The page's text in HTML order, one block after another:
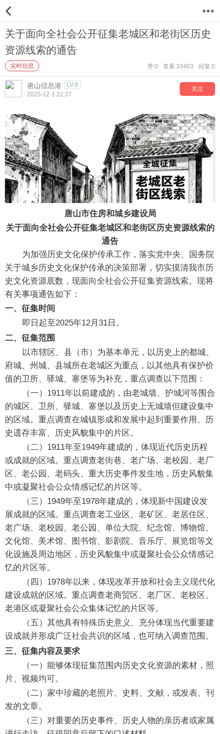
关于面向全社会公开征集老城区和老街区历史
资源线索的通告
实时信息 赞:0 查看:33463 回复:0
唐山信息港 LV.8
关注
2025-12-1 22:37
唐山市住房和城乡建设局
关于面向全社会公开征集老城区和老街区历史资源线索的
通告
为加强历史文化保护传承工作，落实党中央、国务院
关于城乡历史文化保护传承的决策部署，切实摸清我市历
史文化资源底数，现面向全社会公开征集资源线索。现将
有关事项通告如下：
一、征集时间
即日起至2025年12月31日。
二、征集范围
以市辖区、县（市）为基本单元，以历史上的都城、
府城、州城、县城所在老城区为重点，以其他具有保护价
值的卫所、驿城、寨堡等为补充，重点调查以下范围：
（一）1911年以前建成的，由老城墙、护城河等围合
的城区、卫所、驿城、寨堡以及历史上无城墙但建设集中
的区域。重点调查在城镇形成和发展中起到重要作用、历
史遗存丰富、历史风貌集中的片区。
（二）1911年至1949年建成的，体现近代历史历程
或成就的区域。重点调查老街巷、老广场、老校园、老厂
区、老公园、老码头、重大历史事件发生地，历史风貌集
中或凝聚社会公众情感记忆的片区等。
（三）1949年至1978年建成的，体现新中国建设发
展成就的区域。重点调查老工业区、老矿区、老居住区、
老广场、老校园、老公园、单位大院、纪念馆、博物馆、
文化馆、美术馆、图书馆、影剧院、音乐厅、展览馆等文
化设施及周边地区，历史风貌集中或凝聚社会公众情感记
忆的片区等。
（四）1978年以来，体现改革开放和社会主义现代化
建设成就的区域。重点调查老商贸区、老厂区、老校区、
老港区或凝聚社会公众集体记忆的片区等。
（五）其他具有特殊历史意义、充分体现当代重要建
设成就并形成广泛社会共识的区域，也可纳入调查范围。
三、征集内容及要求
（一）能够体现征集范围内历史文化资源的素材，照
片、视频均可。
（二）家中珍藏的老照片、史料、文献，或发表、刊
发的文章。
（三）对重要的历史事件、历史人物的亲历者或家属